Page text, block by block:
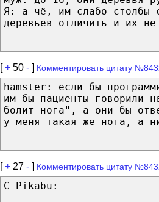
Я: а чё, им слабо столбы
деревьев отличить и их не
[+ 50 - ] Комментировать цитату
hamster: если бы
им бы пациенты говорили
болит нога", а они бы
у меня такая же нога, а
[+ 27 - ] Комментировать цитату
C Pikabu: